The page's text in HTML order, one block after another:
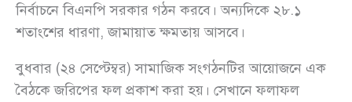
নির্বাচনে বিএনপি সরকার গঠন করবে। অন্যদিকে ২৮.১
শতাংশের ধারণা, জামায়াত ক্ষমতায় আসবে।
বুধবার (২৪ সেপ্টেম্বর) সামাজিক সংগঠনটির আয়োজনে এক
বৈঠকে জরিপের ফল প্রকাশ করা হয়। সেখানে ফলাফল